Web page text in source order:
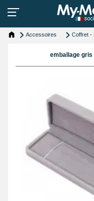
Accessoires Coffret -
emballage